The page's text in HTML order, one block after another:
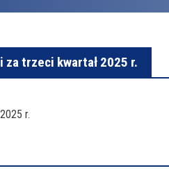
trzeci kwartał 2025 r.
r.